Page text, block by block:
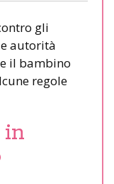
gli
autorità
il bambino
regole